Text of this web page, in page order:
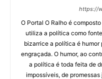
https://
O Portal O Ralho é
utiliza a política como
bizarrice a política é humor
engraçada. O humor, ao
a política é toda feita de
impossíveis, de